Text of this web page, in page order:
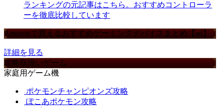
ランキングの元記事はこちら。おすすめコントローラ
ーを徹底比較しています
Amazonで買えるおすすめゲーミングデバイスまとめ【ad】
詳細を見る
攻略取扱いゲーム
家庭用ゲーム機
ポケモンチャンピオンズ攻略
ぽこあポケモン攻略